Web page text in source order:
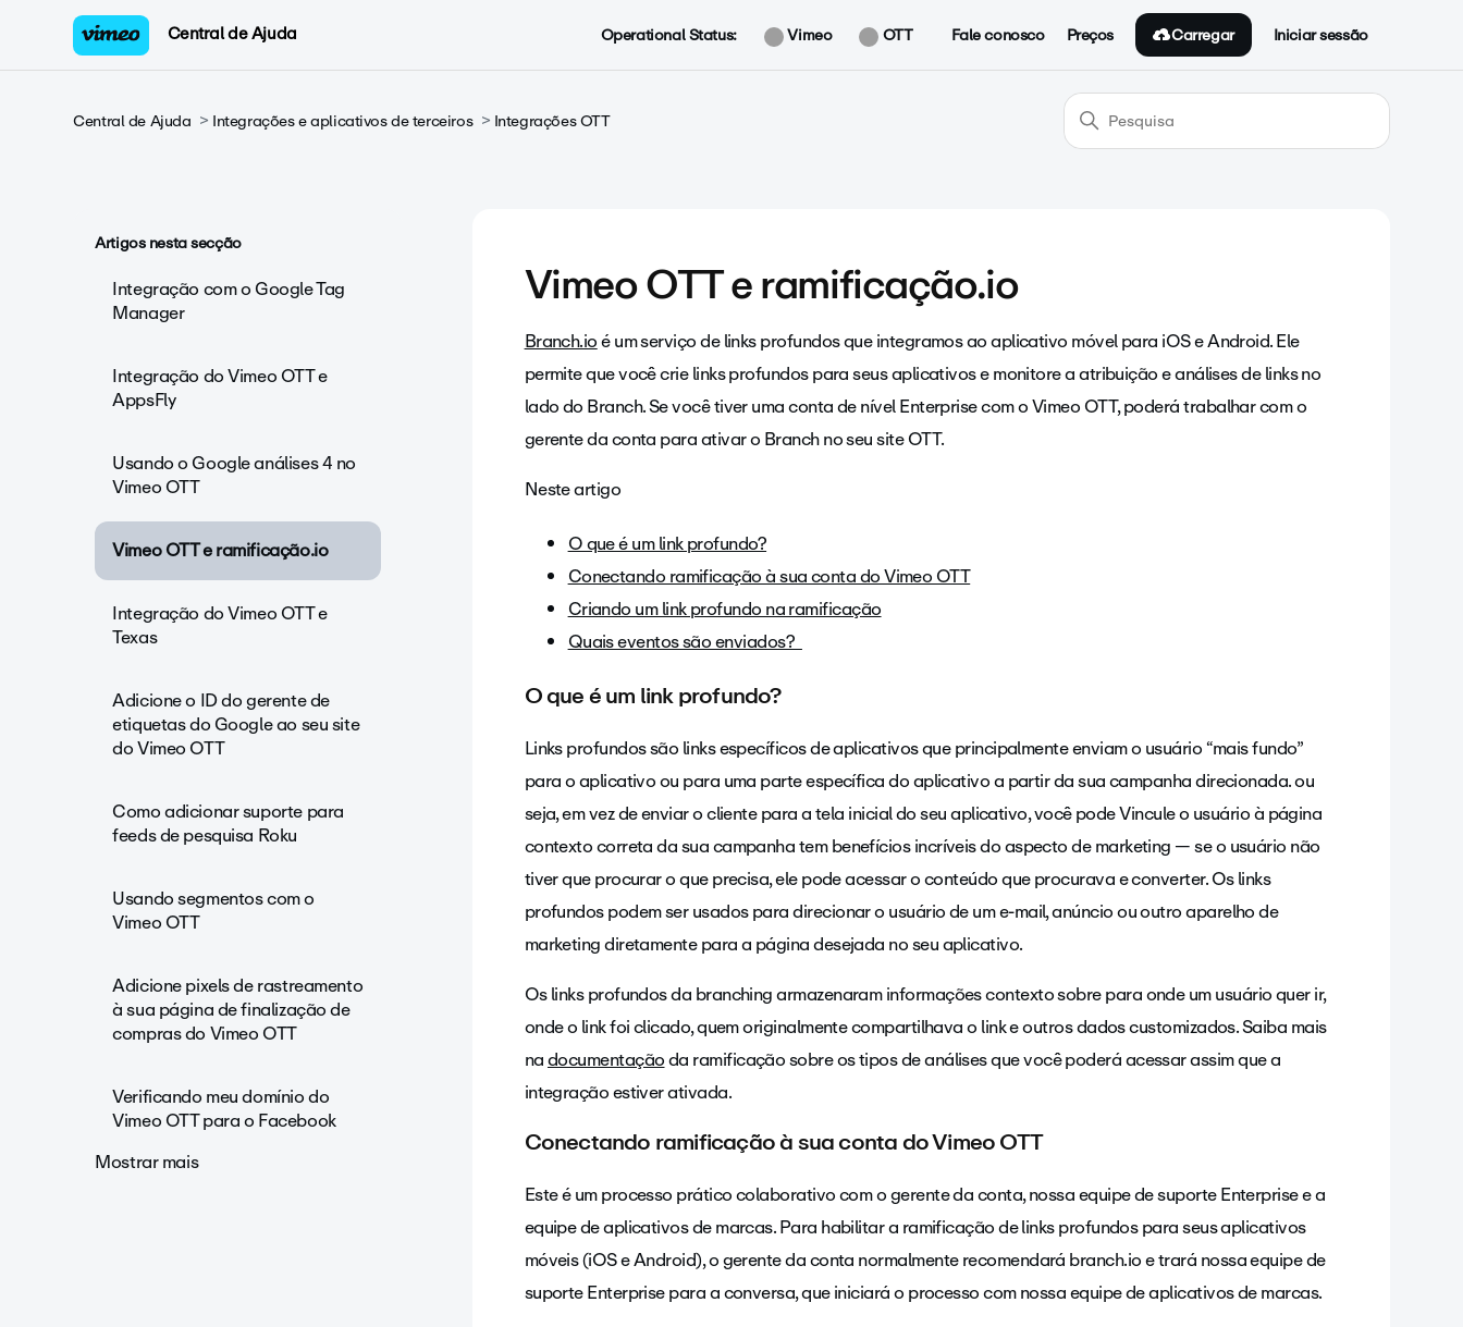
Central de Ajuda Operational Status: Vimeo OTT Fale conosco Preços Carregar Iniciar sessão
Central de Ajuda Integrações e aplicativos de terceiros Integrações OTT
Artigos nesta secção
Integração com o Google Tag
Manager
Integração do Vimeo OTT e
AppsFly
Usando o Google análises 4 no
Vimeo OTT
Vimeo OTT e ramificação.io
Integração do Vimeo OTT e
Texas
Adicione o ID do gerente de
etiquetas do Google ao seu site
do Vimeo OTT
Como adicionar suporte para
feeds de pesquisa Roku
Usando segmentos com o
Vimeo OTT
Adicione pixels de rastreamento
à sua página de finalização de
compras do Vimeo OTT
Verificando meu domínio do
Vimeo OTT para o Facebook
Mostrar mais
Vimeo OTT e ramificação.io
Branch.ioé um serviço de links profundos que integramos ao aplicativo móvel para iOS e Android. Ele
permite que você crie links profundos para seus aplicativos e monitore a atribuição e análises de links no
lado do Branch. Se você tiver uma conta de nível Enterprise com o Vimeo OTT, poderá trabalhar com o
gerente da conta para ativar o Branch no seu site OTT.
Neste artigo
O que é um link profundo?
Conectando ramificação à sua conta do Vimeo OTT
Criando um link profundo na ramificação
Quais eventos são enviados?
O que é um link profundo?
Links profundos são links específicos de aplicativos que principalmente enviam o usuário “mais fundo”
para o aplicativo ou para uma parte específica do aplicativo a partir da sua campanha direcionada. ou
seja, em vez de enviar o cliente para a tela inicial do seu aplicativo, você pode Vincule o usuário à página
contexto correta da sua campanha tem benefícios incríveis do aspecto de marketing — se o usuário não
tiver que procurar o que precisa, ele pode acessar o conteúdo que procurava e converter. Os links
profundos podem ser usados para direcionar o usuário de um e-mail, anúncio ou outro aparelho de
marketing diretamente para a página desejada no seu aplicativo.
Os links profundos da branching armazenaram informações contexto sobre para onde um usuário quer ir,
onde o link foi clicado, quem originalmente compartilhava o link e outros dados customizados. Saiba mais
nadocumentaçãoda ramificação sobre os tipos de análises que você poderá acessar assim que a
integração estiver ativada.
Conectando ramificação à sua conta do Vimeo OTT
Este é um processo prático colaborativo com o gerente da conta, nossa equipe de suporte Enterprise e a
equipe de aplicativos de marcas. Para habilitar a ramificação de links profundos para seus aplicativos
móveis (iOS e Android), o gerente da conta normalmente recomendará branch.io e trará nossaequipe de
suporte Enterprise para a conversa, que iniciará o processo com nossa equipe de aplicativos de marcas.